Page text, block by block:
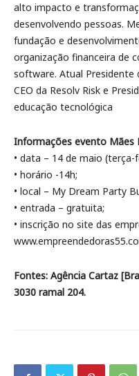
alto impacto e
desenvolvendo pessoas.
fundação e
organização financeira de
software. Atual Presidente
CEO da Resolv Risk e
educação tecnológica
Informações evento Mães
• data – 14 de maio (terça-
• horário -14h;
• local – My Dream Party
• entrada – gratuita;
• inscrição no site das
Fontes: Agência Cartaz
3030 ramal 204.